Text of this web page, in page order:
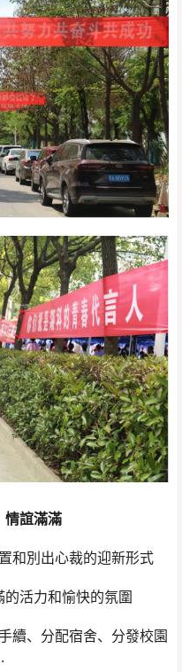
情誼滿滿
和別出心裁的迎新形式
活力和愉快的氛圍
續、分配宿舍、分發校園